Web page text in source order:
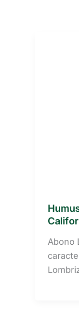
Abono